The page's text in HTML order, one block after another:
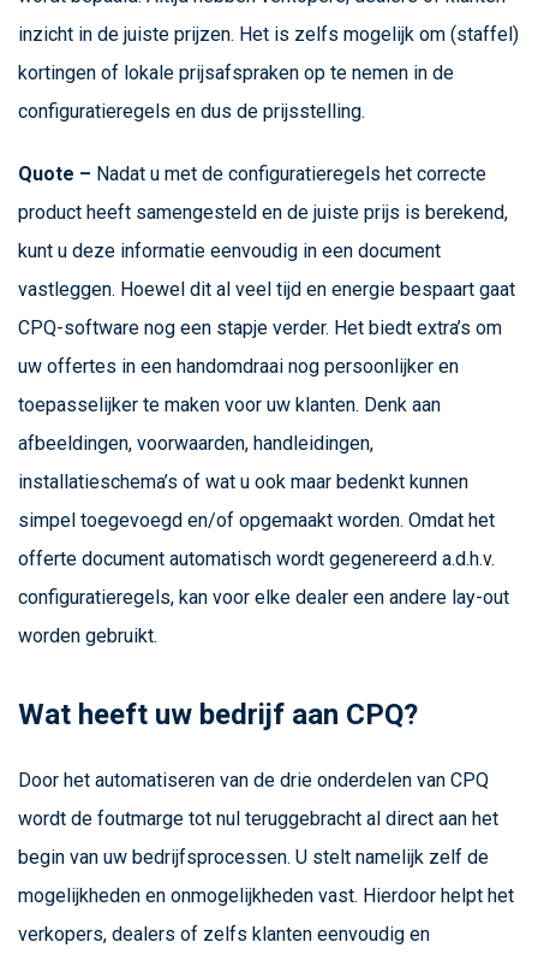
inzicht in de juiste prijzen. Het is zelfs mogelijk om (staffel)
kortingen of lokale prijsafspraken op te nemen in de
configuratieregels en dus de prijsstelling.
Quote – Nadat u met de configuratieregels het correcte
product heeft samengesteld en de juiste prijs is berekend,
kunt u deze informatie eenvoudig in een document
vastleggen. Hoewel dit al veel tijd en energie bespaart gaat
CPQ-software nog een stapje verder. Het biedt extra’s om
uw offertes in een handomdraai nog persoonlijker en
toepasselijker te maken voor uw klanten. Denk aan
afbeeldingen, voorwaarden, handleidingen,
installatieschema’s of wat u ook maar bedenkt kunnen
simpel toegevoegd en/of opgemaakt worden. Omdat het
offerte document automatisch wordt gegenereerd a.d.h.v.
configuratieregels, kan voor elke dealer een andere lay-out
worden gebruikt.
Wat heeft uw bedrijf aan CPQ?
Door het automatiseren van de drie onderdelen van CPQ
wordt de foutmarge tot nul teruggebracht al direct aan het
begin van uw bedrijfsprocessen. U stelt namelijk zelf de
mogelijkheden en onmogelijkheden vast. Hierdoor helpt het
verkopers, dealers of zelfs klanten eenvoudig en